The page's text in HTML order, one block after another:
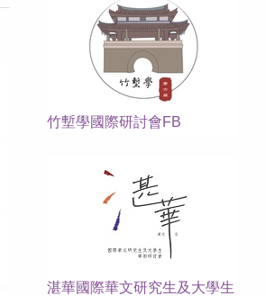
竹塹學國際研討會FB
湛華國際華文研究生及大學生